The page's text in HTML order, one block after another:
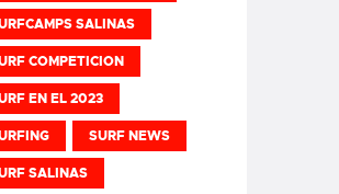
SALINAS
COMPETICION
EN EL 2023
SURF NEWS
SALINAS